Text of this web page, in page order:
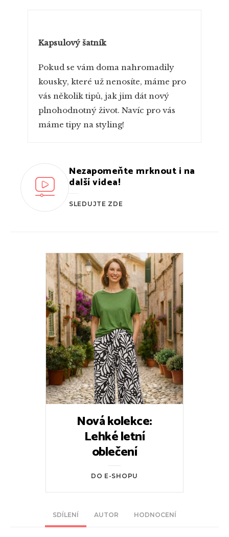
SDÍLENÍ AUTOR HODNOCENÍ
Nezapomeňte mrknout i na
další videa!
SLEDUJTE ZDE
Kapsulový šatník
Pokud se vám doma nahromadily
kousky, které už nenosíte, máme pro
vás několik tipů, jak jim dát nový
plnohodnotný život. Navíc pro vás
máme tipy na styling!
Nová kolekce:
Lehké letní
oblečení
DO E-SHOPU